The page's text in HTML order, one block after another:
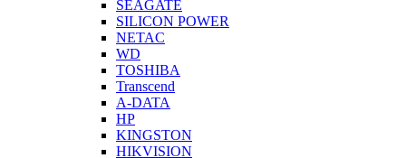
SEAGATE
SILICON POWER
NETAC
WD
TOSHIBA
Transcend
A-DATA
HP
KINGSTON
HIKVISION